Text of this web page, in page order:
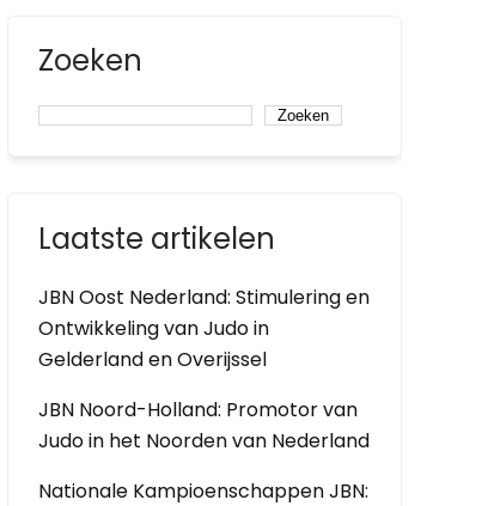
Zoeken
Zoeken
Laatste artikelen
JBN Oost Nederland: Stimulering en
Ontwikkeling van Judo in
Gelderland en Overijssel
JBN Noord-Holland: Promotor van
Judo in het Noorden van Nederland
Nationale Kampioenschappen JBN: